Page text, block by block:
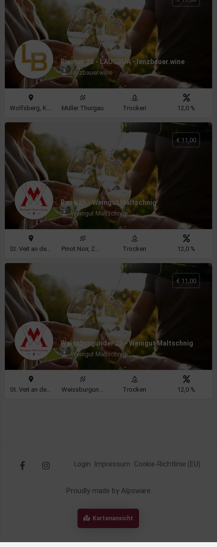
Rivaner 25 - LAUSBUA - lenzbauer.wine
lenzbauer.wine
Wolfsberg, Klagenfurt Müller Thurgau Trocken 12,0 %
Rosè 25 - Weingut Maltschnig
Weingut Maltschnig
€ 11,00
St. Veit an der Glan Pinot Noir, Zweigelt Trocken 12,0 %
Weissburgunder 25 - Weingut Maltschnig
Weingut Maltschnig
€ 11,00
St. Veit an der Glan Weissburgunder Trocken 12,0 %
Login Impressum Cookie-Richtlinie (EU)
Proudly made by Alpsware
Kartenansicht